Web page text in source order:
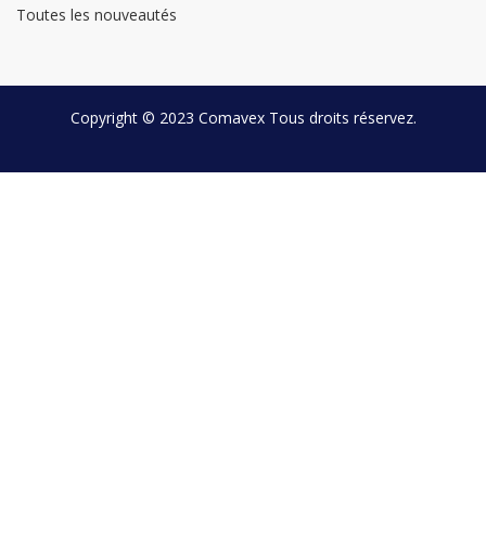
Toutes les nouveautés
Copyright © 2023 ComavexTous droits réservez.